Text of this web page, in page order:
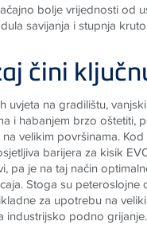
bolje vrijednosti od
savijanja i stupnja
čini
uvjeta na gradilištu,
i habanjem brzo oštetiti,
velikim površinama.
barijera za kisik
pa je na taj način
Stoga su peteroslojne
za upotrebu na
industrijsko podno grijanje.